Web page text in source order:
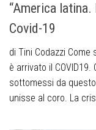
“America
Covid-19
di Tini Codazzi
è arrivato il
sottomessi da
unisse al coro. La